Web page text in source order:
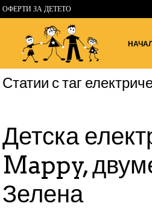
ОФЕРТИ ЗА ДЕТЕТО
Статии с таг
Детска
Mappy,
Зелена